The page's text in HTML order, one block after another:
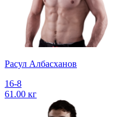
Расул Албасханов
16-8
61.00 кг